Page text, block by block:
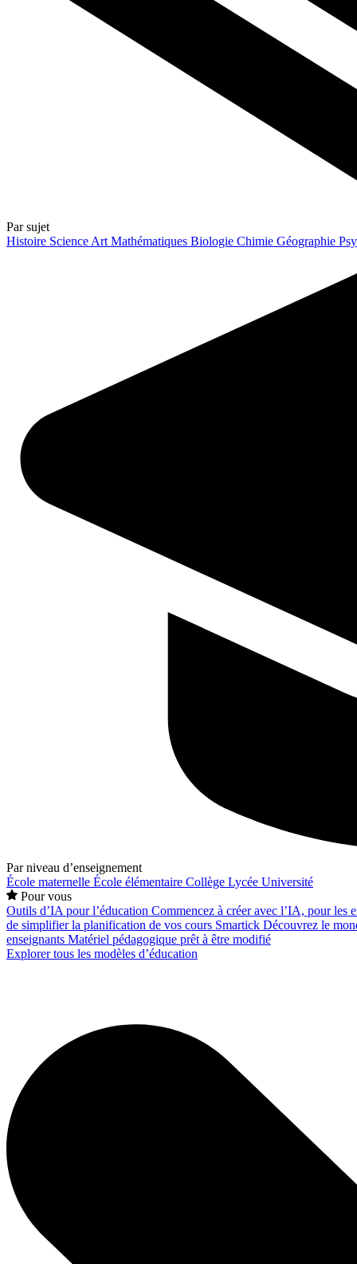
Par sujet
Histoire Science Art Mathématiques Biologie Chimie Géographie
Par niveau d’enseignement
École maternelle École élémentaire Collège Lycée Université
Pour vous
Outils d’IA pour l’éducation Commencez à créer avec l’IA, pour les
de simplifier la planification de vos cours Smartick Découvrez le
enseignants Matériel pédagogique prêt à être modifié
Explorer tous les modèles d’éducation